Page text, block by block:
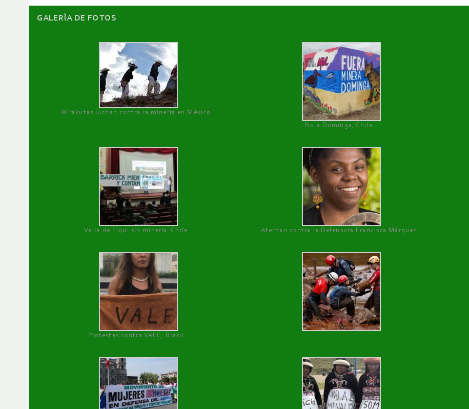
GALERÌA DE FOTOS
Wirakutas luchan contra la minería en México
No a Dominga, Chile
Valle de Elqui sin minería. Chile Atentan contra la Defensora Francisca Márquez
Protestas contra VALE, Brasil